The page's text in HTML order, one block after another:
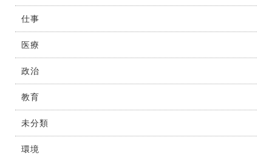
仕事
医療
政治
教育
未分類
環境